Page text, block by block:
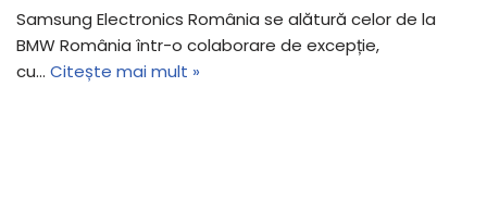
Samsung Electronics România se alătură celor de la
BMW România într-o colaborare de excepție,
cu… Citește mai mult »